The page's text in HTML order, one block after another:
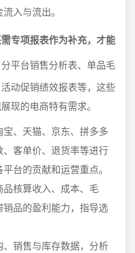
入与流出。
专项报表作为补充，才能
平台销售分析表、单品毛
动促销绩效报表等，这些
现的电商特有需求。
、天猫、京东、拼多多
客单价、退货率等进行
台的贡献和运营重点。
核算收入、成本、毛
品的盈利能力，指导选
销售与库存数据，分析